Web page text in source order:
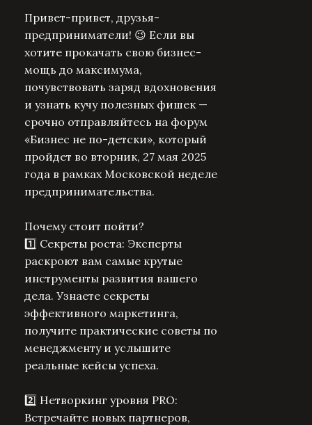
Привет-привет, друзья-
предприниматели! 😉 Если вы
хотите прокачать свою бизнес-
мощь до максимума,
почувствовать заряд вдохновения
и узнать кучу полезных фишек —
срочно отправляйтесь на форум
«Бизнес не по-детски», который
пройдет во вторник, 27 мая 2025
года в рамках Московской неделе
предпринимательства.
Почему стоит пойти?
1️⃣ Секреты роста: Эксперты
раскроют вам самые крутые
инструменты развития вашего
дела. Узнаете секреты
эффективного маркетинга,
получите практические советы по
менеджменту и услышите
реальные кейсы успеха.
2️⃣ Нетворкинг уровня PRO:
Встречайте новых партнеров,